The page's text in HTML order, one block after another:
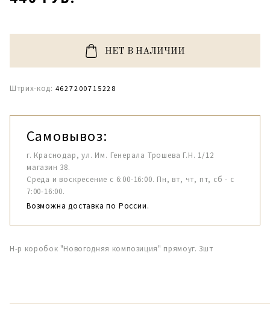
НЕТ В НАЛИЧИИ
Штрих-код: 4627200715228
Самовывоз:
г. Краснодар, ул. Им. Генерала Трошева Г.Н. 1/12
магазин 38.
Среда и воскресение с 6:00-16:00. Пн, вт, чт, пт, сб - с
7:00-16:00.
Возможна доставка по России.
Н-р коробок "Новогодняя композиция" прямоуг. 3шт